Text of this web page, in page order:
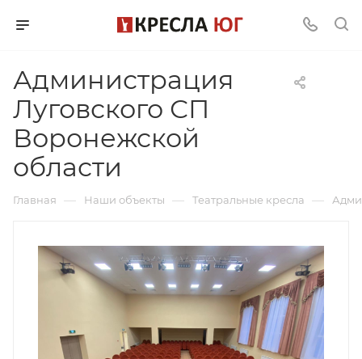
Администрация
Луговского СП
Воронежской
области
Главная — Наши объекты — Театральные кресла —